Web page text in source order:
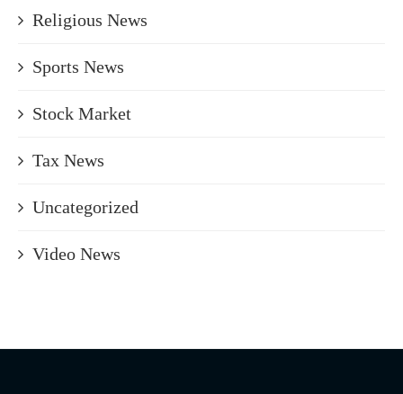
Religious News
Sports News
Stock Market
Tax News
Uncategorized
Video News